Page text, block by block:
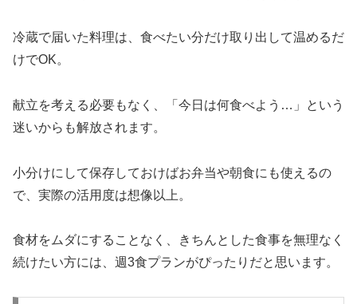
冷蔵で届いた料理は、食べたい分だけ取り出して温めるだ
けでOK。
献立を考える必要もなく、「今日は何食べよう…」という
迷いからも解放されます。
小分けにして保存しておけばお弁当や朝食にも使えるの
で、実際の活用度は想像以上。
食材をムダにすることなく、きちんとした食事を無理なく
続けたい方には、週3食プランがぴったりだと思います。